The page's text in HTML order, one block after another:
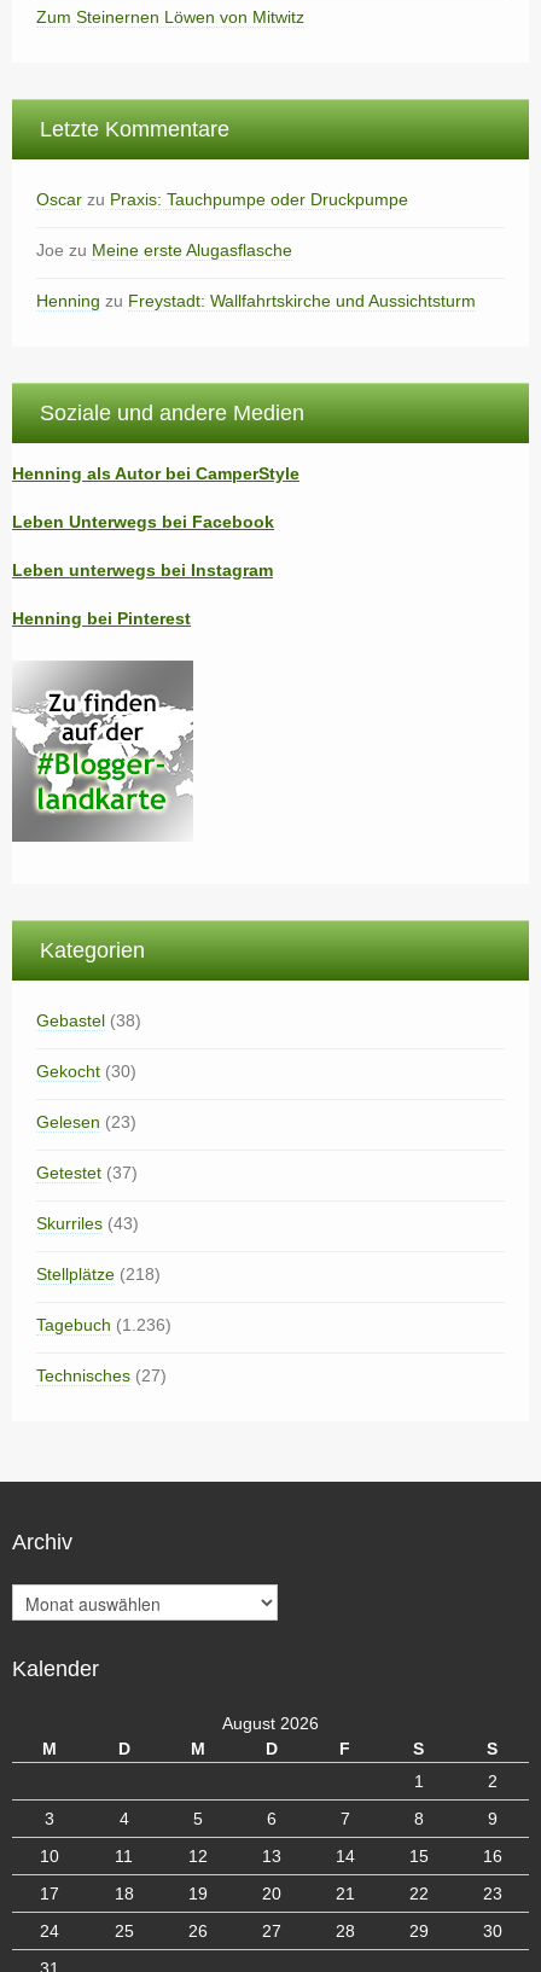
Zum Steinernen Löwen von Mitwitz
Letzte Kommentare
Oscar zu Praxis: Tauchpumpe oder Druckpumpe
Joe zu Meine erste Alugasflasche
Henning zu Freystadt: Wallfahrtskirche und Aussichtsturm
Soziale und andere Medien
Henning als Autor bei CamperStyle
Leben Unterwegs bei Facebook
Leben unterwegs bei Instagram
Henning bei Pinterest
Kategorien
Gebastel (38)
Gekocht (30)
Gelesen (23)
Getestet (37)
Skurriles (43)
Stellplätze (218)
Tagebuch (1.236)
Technisches (27)
Archiv
r
h
Kalender
August 2026
M
D M D F S
S
1
2
3
4 5 6 7 8
9
10
11 12 13 14 15
16
17
18 19 20 21 22
23
24
25 26 27 28 29
30
31